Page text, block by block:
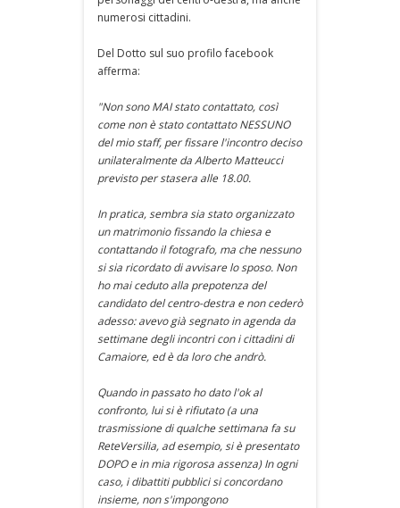
numerosi cittadini.
Del Dotto sul suo profilo facebook
afferma:
"Non sono MAI stato contattato, così
come non è stato contattato NESSUNO
del mio staff, per fissare l'incontro deciso
unilateralmente da Alberto Matteucci
previsto per stasera alle 18.00.
In pratica, sembra sia stato organizzato
un matrimonio fissando la chiesa e
contattando il fotografo, ma che nessuno
si sia ricordato di avvisare lo sposo. Non
ho mai ceduto alla prepotenza del
candidato del centro-destra e non cederò
adesso: avevo già segnato in agenda da
settimane degli incontri con i cittadini di
Camaiore, ed è da loro che andrò.
Quando in passato ho dato l'ok al
confronto, lui si è rifiutato (a una
trasmissione di qualche settimana fa su
ReteVersilia, ad esempio, si è presentato
DOPO e in mia rigorosa assenza) In ogni
caso, i dibattiti pubblici si concordano
insieme, non s'impongono